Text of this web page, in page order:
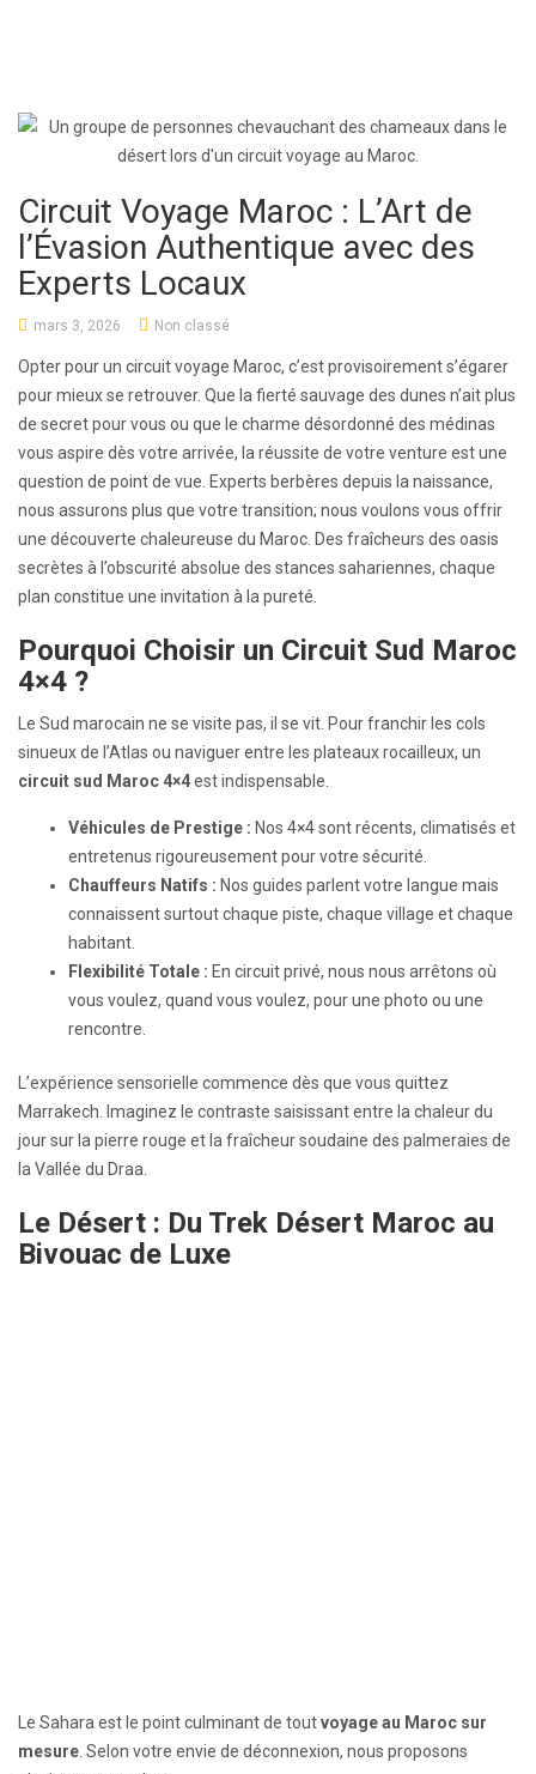
Circuit Voyage Maroc : L’Art de
l’Évasion Authentique avec des
Experts Locaux
mars 3, 2026 Non classé
Opter pour un circuit voyage Maroc, c’est provisoirement s’égarer
pour mieux se retrouver. Que la fierté sauvage des dunes n’ait plus
de secret pour vous ou que le charme désordonné des médinas
vous aspire dès votre arrivée, la réussite de votre venture est une
question de point de vue. Experts berbères depuis la naissance,
nous assurons plus que votre transition; nous voulons vous offrir
une découverte chaleureuse du Maroc. Des fraîcheurs des oasis
secrètes à l’obscurité absolue des stances sahariennes, chaque
plan constitue une invitation à la pureté.
Pourquoi Choisir un Circuit Sud Maroc
4×4 ?
Le Sud marocain ne se visite pas, il se vit. Pour franchir les cols
sinueux de l’Atlas ou naviguer entre les plateaux rocailleux, un
circuit sud Maroc 4×4est indispensable.
Véhicules de Prestige : Nos 4×4 sont récents, climatisés et
entretenus rigoureusement pour votre sécurité.
Chauffeurs Natifs : Nos guides parlent votre langue mais
connaissent surtout chaque piste, chaque village et chaque
habitant.
Flexibilité Totale : En circuit privé, nous nous arrêtons où
vous voulez, quand vous voulez, pour une photo ou une
rencontre.
L’expérience sensorielle commence dès que vous quittez
Marrakech. Imaginez le contraste saisissant entre la chaleur du
jour sur la pierre rouge et la fraîcheur soudaine des palmeraies de
la Vallée du Draa.
Le Désert : Du Trek Désert Maroc au
Bivouac de Luxe
Le Sahara est le point culminant de toutvoyage au Maroc sur
mesure . Selon votre envie de déconnexion, nous proposons